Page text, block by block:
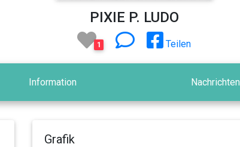
PIXIE P. LUDO
1 Teilen
Information Nachrichten
Grafik